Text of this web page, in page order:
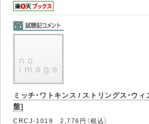
ミッチ・ワトキンス / ストリングス・ウ
盤]
CRCJ-1019 2,776円（税込）